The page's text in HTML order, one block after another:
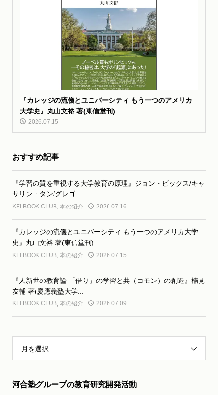
『カレッジの流儀とユニバーシティ もう一つのアメリカ
大学史』丸山文裕 著(東信堂刊)
2026.07.15
おすすめ記事
『学習の質を重視する大学教育の原理』ジョン・ビッグス/キャ
サリン・タン/グレゴ...
KEI BOOK CLUB, 本の紹介 2026.07.16
『カレッジの流儀とユニバーシティ もう一つのアメリカ大学
史』丸山文裕 著(東信堂刊)
KEI BOOK CLUB, 本の紹介 2026.07.15
『人新世の教育論 「借り」の学習と共（コモン）の創造』楠見
友輔 著(慶應義塾大学...
KEI BOOK CLUB, 本の紹介 2026.07.09
月を選択
河合塾グループの教育研究開発活動